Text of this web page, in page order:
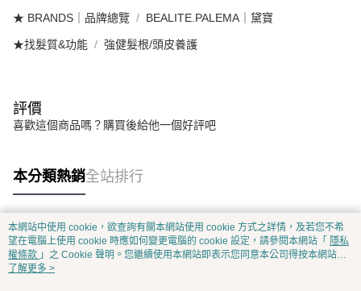
★ BRANDS｜品牌總覽 BEALITE.PALEMA｜黛寶
★找髮質&功能 強健髮根/頭皮養護
評價
喜歡這個商品嗎？購買後給他一個好評吧
本分類熱銷全站排行
熱門標籤
本網站中使用 cookie，欲查詢有關本網站使用 cookie 方式之詳情，及若您不希
望在電腦上使用 cookie 時應如何變更電腦的 cookie 設定，請參閱本網站「 隱私
權條款 」之 Cookie 聲明。您繼續使用本網站即表示您同意本公司得按本網站使
用條款之 Cookie 聲明使用 cookie。
了解更多 >